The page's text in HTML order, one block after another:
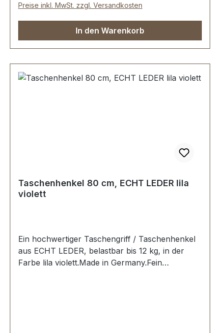
Preise inkl. MwSt. zzgl. Versandkosten
In den Warenkorb
Taschenhenkel 80 cm, ECHT LEDER lila
violett
Ein hochwertiger Taschengriff / Taschenhenkel
aus ECHT LEDER, belastbar bis 12 kg, in der
Farbe lila violett.Made in Germany.Fein